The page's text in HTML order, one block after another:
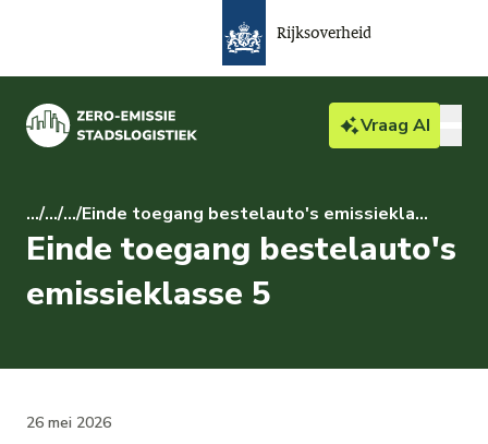
Rijksoverheid
Vraag AI
Bedrijven & particulieren
Actueel
Gemeente
.../.../.../ Einde toegang bestelauto's emissieklasse 5
Einde toegang bestelauto's
emissieklasse 5
26 mei 2026